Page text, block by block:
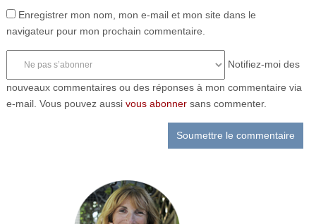
Enregistrer mon nom, mon e-mail et mon site dans le
navigateur pour mon prochain commentaire.
Notifiez-moi des
nouveaux commentaires ou des réponses à mon commentaire via
e-mail. Vous pouvez aussi vous abonnersans commenter.